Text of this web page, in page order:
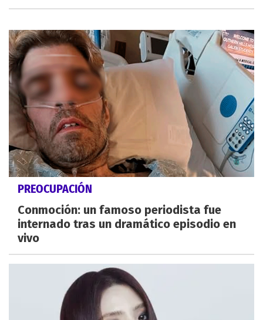
PREOCUPACIÓN
Conmoción: un famoso periodista fue
internado tras un dramático episodio en
vivo